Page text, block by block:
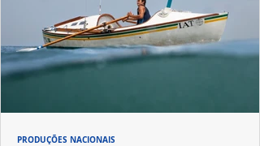
PRODUÇÕES NACIONAIS